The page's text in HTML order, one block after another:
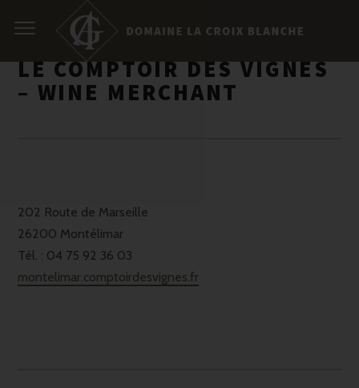
LE COMPTOIR DES VIGNES
– WINE MERCHANT
202 Route de Marseille
26200 Montélimar
Tél. : 04 75 92 36 03
montelimar.comptoirdesvignes.fr